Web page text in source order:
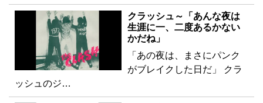
クラッシュ～「あんな夜は
生涯に一、二度あるかない
かだね」
「あの夜は、まさにパンク
がブレイクした日だ」 クラ
ッシュのジ…